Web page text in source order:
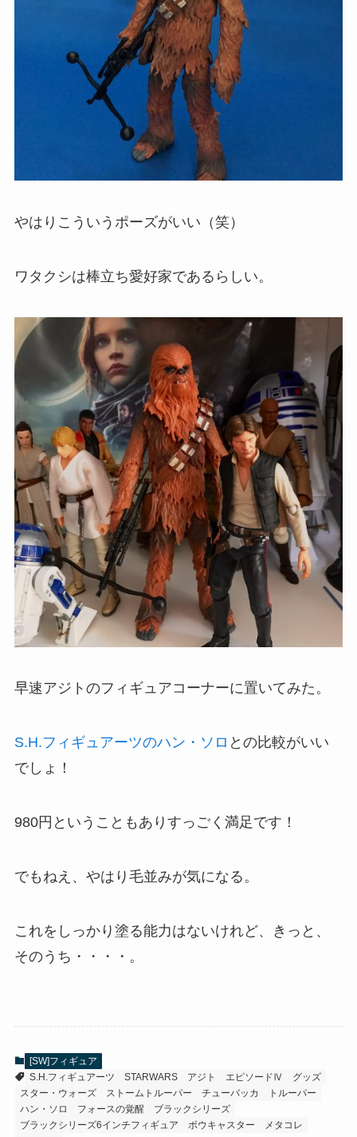
やはりこういうポーズがいい（笑）
ワタクシは棒立ち愛好家であるらしい。
早速アジトのフィギュアコーナーに置いてみた。
S.H.フィギュアーツのハン・ソロ との比較がいい
でしょ！
980円ということもありすっごく満足です！
でもねえ、やはり毛並みが気になる。
これをしっかり塗る能力はないけれど、きっと、
そのうち・・・・。
[SW]フィギュア
S.H.フィギュアーツ
STARWARS アジト エピソードⅣ
グッズ
スター・ウォーズ
ストームトルーパー チューバッカ
トルーパー
ハン・ソロ
フォースの覚醒
ブラックシリーズ
ブラックシリーズ6インチフィギュア
ボウキャスター
メタコレ